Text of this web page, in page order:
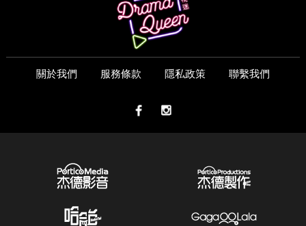
關於我們 服務條款 隱私政策 聯繫我們